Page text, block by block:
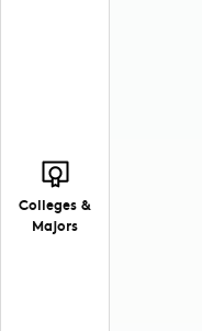
Colleges &
Majors